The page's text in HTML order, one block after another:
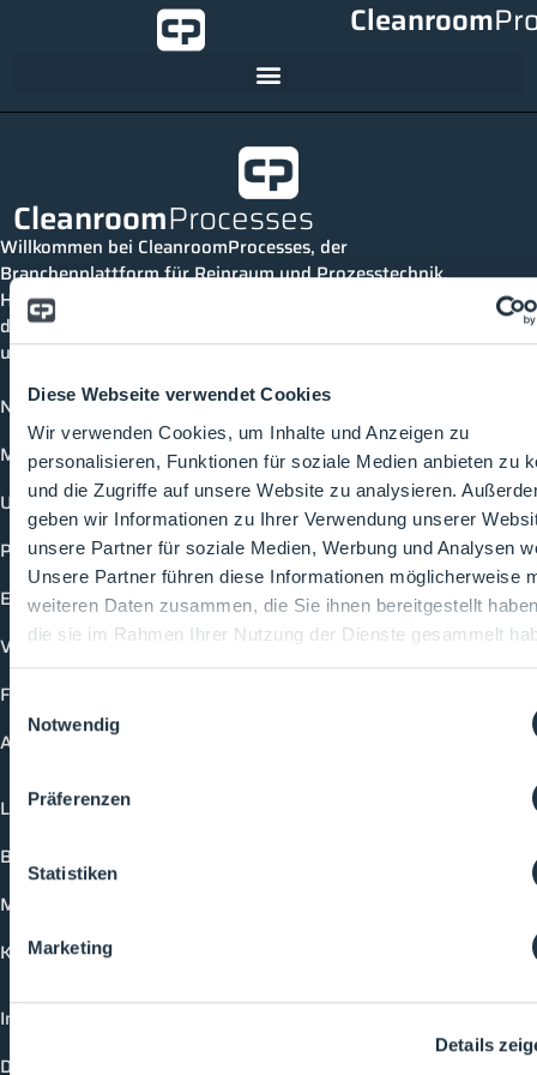
Diese Webseite verwendet Cookies
Wir verwenden Cookies, um Inhalte und Anzeigen zu
personalisieren, Funktionen für soziale Medien anbieten zu
und die Zugriffe auf unsere Website zu analysieren.
geben wir Informationen zu Ihrer Verwendung unserer
unsere Partner für soziale Medien, Werbung und Analysen
Unsere Partner führen diese Informationen möglicherweise
weiteren Daten zusammen, die Sie ihnen bereitgestellt
die sie im Rahmen Ihrer Nutzung der Dienste gesammelt
Einwilligungsauswahl
Notwendig
Präferenzen
Statistiken
Marketing
Details
Cleanroom
CleanroomProcesses
Willkommen bei CleanroomProcesses, der
Branchenplattform für Reinraum und Prozesstechnik.
Hier bleibst du immer auf dem neuesten Stand, kannst
dich mit anderen verknüpfen und alle relevanten Themen
und Events der Branche entdecken.
News
Mediathek
Unternehmen
Produkte
Events
Vorträge
Future-Faces
Academy
Login
Buchungsmöglichkeiten
Medienformate
Kontakt
Impressum
Datenschutzerklärung